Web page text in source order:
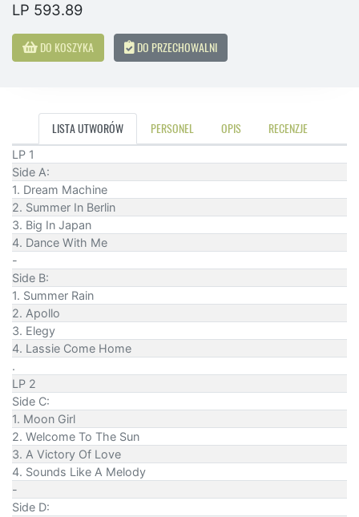
LP 593.89
DO KOSZYKA DO PRZECHOWALNI
LISTA UTWORÓW PERSONEL OPIS RECENZJE
LP 1
Side A:
1. Dream Machine
2. Summer In Berlin
3. Big In Japan
4. Dance With Me
-
Side B:
1. Summer Rain
2. Apollo
3. Elegy
4. Lassie Come Home
.
LP 2
Side C:
1. Moon Girl
2. Welcome To The Sun
3. A Victory Of Love
4. Sounds Like A Melody
-
Side D: